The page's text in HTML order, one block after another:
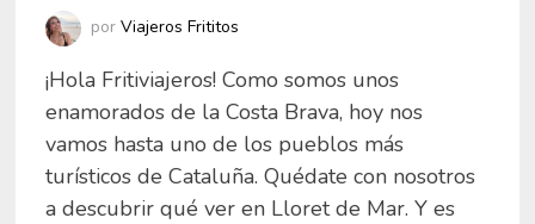
por Viajeros Frititos
¡Hola Fritiviajeros! Como somos unos
enamorados de la Costa Brava, hoy nos
vamos hasta uno de los pueblos más
turísticos de Cataluña. Quédate con nosotros
a descubrir qué ver en Lloret de Mar. Y es